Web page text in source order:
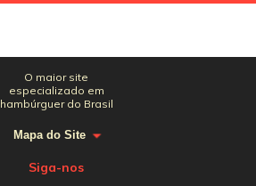
O maior site
especializado em
hambúrguer do Brasil
Mapa do Site
Siga-nos